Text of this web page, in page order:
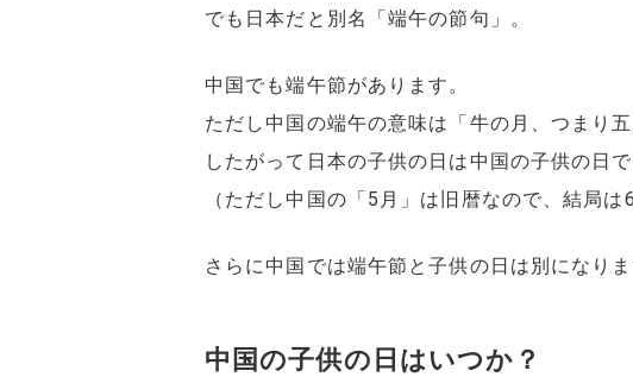
でも日本だと別名「端午の節句」。
中国でも端午節があります。
ただし中国の端午の意味は「牛の月、つまり
したがって日本の子供の日は中国の子供の日で
（ただし中国の「5月」は旧暦なので、結局は
さらに中国では端午節と子供の日は別になりま
中国の子供の日はいつか？